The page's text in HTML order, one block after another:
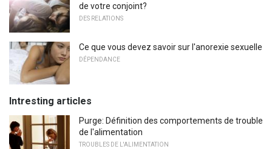
de votre conjoint?
DES RELATIONS
Ce que vous devez savoir sur l'anorexie sexuelle
DÉPENDANCE
Intresting articles
Purge: Définition des comportements de trouble
de l'alimentation
TROUBLES DE L'ALIMENTATION